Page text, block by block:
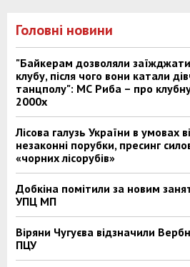
Головні новини
"Байкерам дозволяли
клубу, після чого вони катали
танцполу": МС Риба – про
2000х
Лісова галузь України в умовах
незаконні порубки, пресинг
«чорних лісорубів»
Добкіна помітили за новим
УПЦ МП
Віряни Чугуєва відзначили
ПЦУ